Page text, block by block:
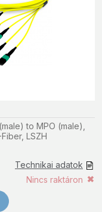
to MPO (male),
LSZH
Technikai adatok
Nincs raktáron